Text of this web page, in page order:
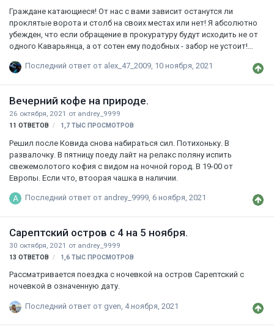
Граждане катающиеся! От нас с вами зависит останутся ли
проклятые ворота и столб на своих местах или нет! Я абсолютно
убежден, что если обращение в прокуратуру будут исходить не от
одного Каварьянца, а от сотен ему подобных - забор не устоит!
Последний ответ от alex_47_2009, 10 ноября, 2021
Вечерний кофе на природе.
26 октября, 2021 от andrey_9999
11 ОТВЕТОВ 1,7 ТЫС ПРОСМОТРОВ
Решил после Ковида снова набираться сил. Потихоньку. В
развалочку. В пятницу поеду лайт на релакс поляну испить
свежемолотого кофия с видом на ночной город. В 19-00 от
Европы. Если что, втоорая чашка в наличии.
Последний ответ от andrey_9999, 6 ноября, 2021
Сарептский остров с 4 на 5 ноября.
30 октября, 2021 от andrey_9999
13 ОТВЕТОВ 1,6 ТЫС ПРОСМОТРОВ
Рассматривается поездка с ночевкой на остров Сарептский с
ночевкой в означенную дату.
Последний ответ от gven 4 ноября, 2021